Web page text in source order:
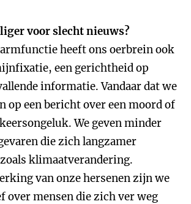
voor slecht nieuws?
heeft ons oerbrein ook
een gerichtheid op
informatie. Vandaar dat we
op een bericht over een moord of
We geven minder
die zich langzamer
klimaatverandering.
van onze hersenen zijn we
over mensen die zich ver weg